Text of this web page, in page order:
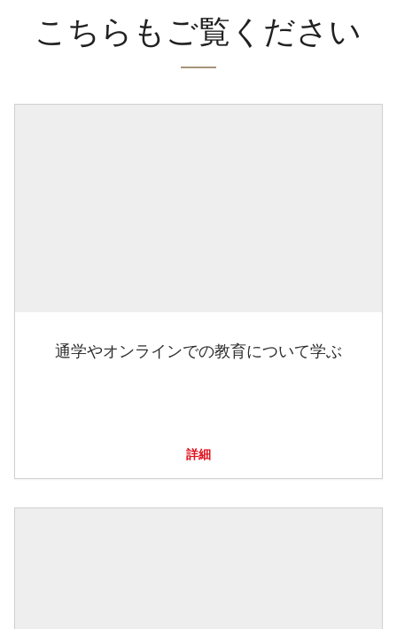
こちらもご覧ください
通学やオンラインでの教育について学ぶ
詳細